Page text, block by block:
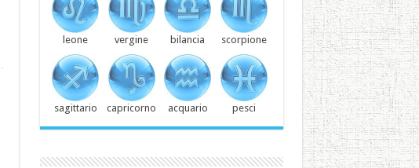
leone vergine bilancia scorpione
sagittario capricorno acquario pesci